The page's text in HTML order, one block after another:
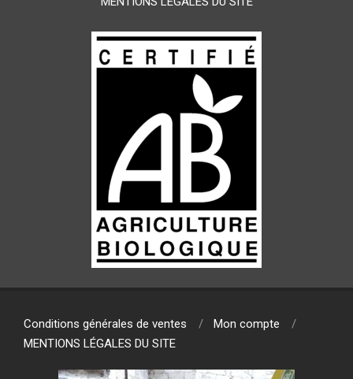
Conditions générales de ventes
Mon compte
MENTIONS LÉGALES DU SITE